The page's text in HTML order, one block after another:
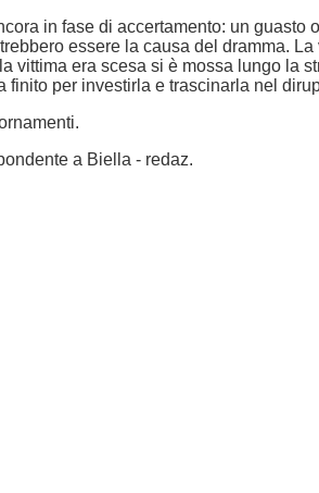
in fase di accertamento: un guasto
essere la causa del dramma. La
vittima era scesa si è mossa lungo la
finito per investirla e trascinarla nel
a Biella - redaz.